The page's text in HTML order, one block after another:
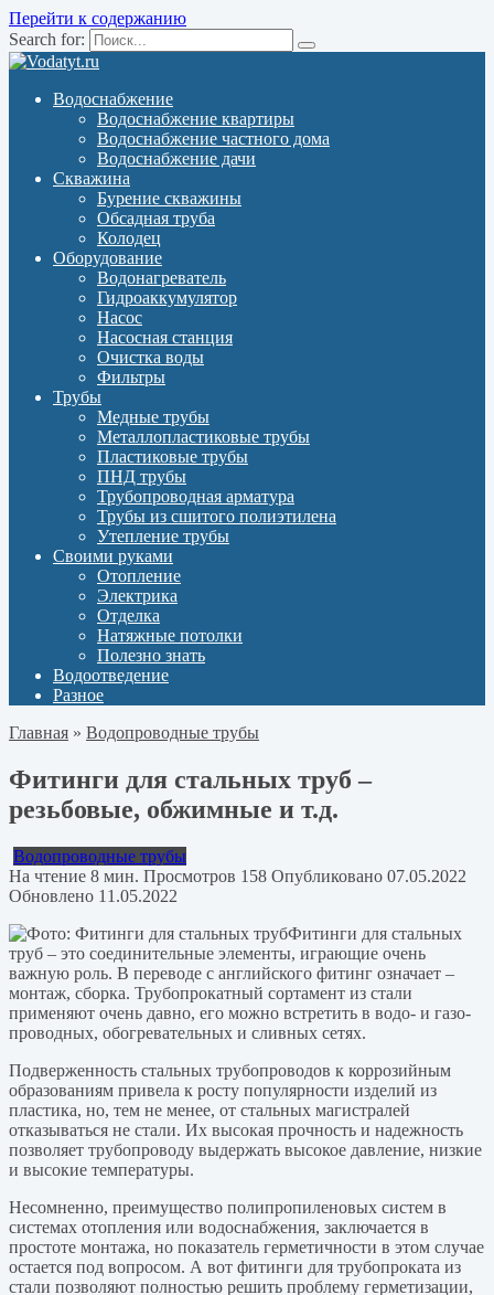
Перейти к содержанию
Search for:
Водоснабжение
Водоснабжение квартиры
Водоснабжение частного дома
Водоснабжение дачи
Скважина
Бурение скважины
Обсадная труба
Колодец
Оборудование
Водонагреватель
Гидроаккумулятор
Насос
Насосная станция
Очистка воды
Фильтры
Трубы
Медные трубы
Металлопластиковые трубы
Пластиковые трубы
ПНД трубы
Трубопроводная арматура
Трубы из сшитого полиэтилена
Утепление трубы
Своими руками
Отопление
Электрика
Отделка
Натяжные потолки
Полезно знать
Водоотведение
Разное
Главная » Водопроводные трубы
Фитинги для стальных труб –
резьбовые, обжимные и т.д.
Водопроводные трубы
На чтение 8 мин. Просмотров 158 Опубликовано 07.05.2022
Обновлено 11.05.2022
Фитинги для стальных
труб – это соединительные элементы, играющие очень
важную роль. В переводе с английского фитинг означает –
монтаж, сборка. Трубопрокатный сортамент из стали
применяют очень давно, его можно встретить в водо- и газо-
проводных, обогревательных и сливных сетях.
Подверженность стальных трубопроводов к коррозийным
образованиям привела к росту популярности изделий из
пластика, но, тем не менее, от стальных магистралей
отказываться не стали. Их высокая прочность и надежность
позволяет трубопроводу выдержать высокое давление, низкие
и высокие температуры.
Несомненно, преимущество полипропиленовых систем в
системах отопления или водоснабжения, заключается в
простоте монтажа, но показатель герметичности в этом случае
остается под вопросом. А вот фитинги для трубопроката из
стали позволяют полностью решить проблему герметизации,